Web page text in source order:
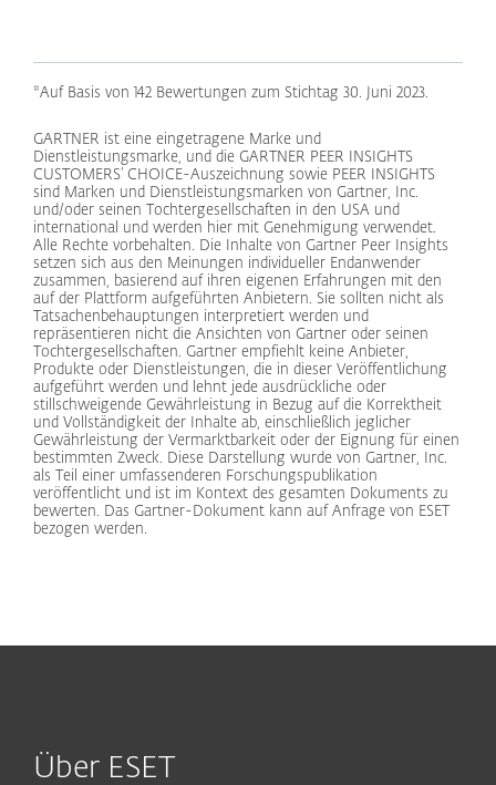
*Auf Basis von 142 Bewertungen zum Stichtag 30. Juni 2023.
GARTNER ist eine eingetragene Marke und
Dienstleistungsmarke, und die GARTNER PEER INSIGHTS
CUSTOMERS‘ CHOICE-Auszeichnung sowie PEER INSIGHTS
sind Marken und Dienstleistungsmarken von Gartner, Inc.
und/oder seinen Tochtergesellschaften in den USA und
international und werden hier mit Genehmigung verwendet.
Alle Rechte vorbehalten. Die Inhalte von Gartner Peer Insights
setzen sich aus den Meinungen individueller Endanwender
zusammen, basierend auf ihren eigenen Erfahrungen mit den
auf der Plattform aufgeführten Anbietern. Sie sollten nicht als
Tatsachenbehauptungen interpretiert werden und
repräsentieren nicht die Ansichten von Gartner oder seinen
Tochtergesellschaften. Gartner empfiehlt keine Anbieter,
Produkte oder Dienstleistungen, die in dieser Veröffentlichung
aufgeführt werden und lehnt jede ausdrückliche oder
stillschweigende Gewährleistung in Bezug auf die Korrektheit
und Vollständigkeit der Inhalte ab, einschließlich jeglicher
Gewährleistung der Vermarktbarkeit oder der Eignung für einen
bestimmten Zweck. Diese Darstellung wurde von Gartner, Inc.
als Teil einer umfassenderen Forschungspublikation
veröffentlicht und ist im Kontext des gesamten Dokuments zu
bewerten. Das Gartner-Dokument kann auf Anfrage von ESET
bezogen werden.
Über ESET